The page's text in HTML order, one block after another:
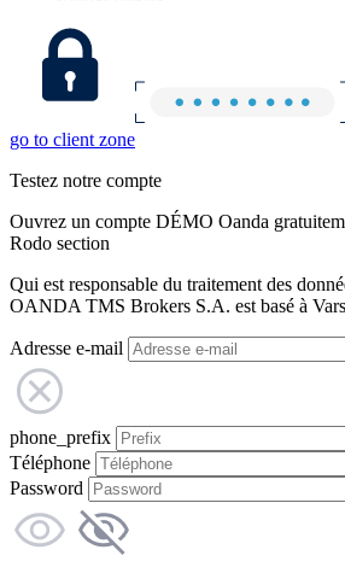
go to client zone
Testez notre compte
Ouvrez un compte DÉMO Oanda
Rodo section
Qui est responsable du traitement des
OANDA TMS Brokers S.A. est basé à
Adresse e-mail
phone_prefix
Téléphone
Password